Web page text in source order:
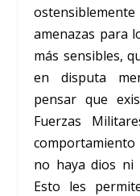
amenazas para
más sensibles,
en disputa
pensar que
Fuerzas
no haya dios ni
Esto les